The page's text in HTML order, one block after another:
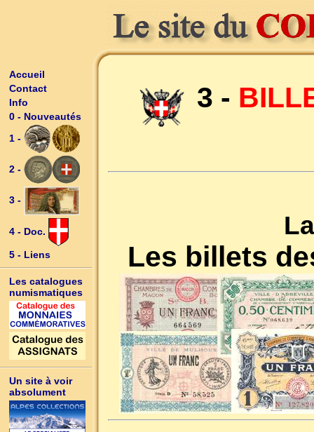
Accueil
Contact
Info
0 - Nouveautés
1 -
2 -
3 -
4 - Doc.
5 - Liens
Les catalogues
numismatiques
Un site à voir
absolument
3 -
Les billets